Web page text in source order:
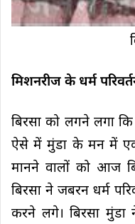
मिशनरीज के धर्म
बिरसा को लगने लगा कि
ऐसे में मुंडा के मन में
मानने वालों को आज
बिरसा ने जबरन धर्म
करने लगे। बिरसा